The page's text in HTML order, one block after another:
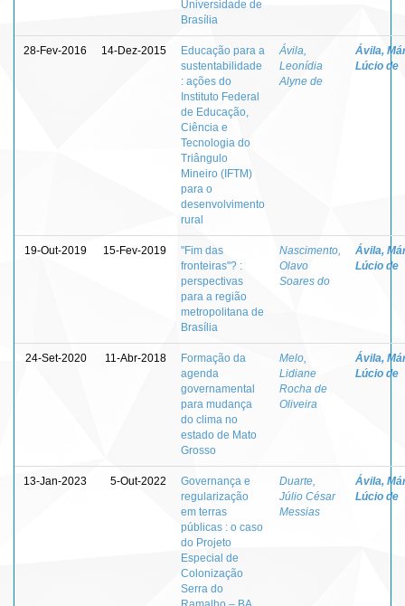
Universidade de
Brasília
28-Fev-2016 14-Dez-2015
Educação para a
sustentabilidade
: ações do
Instituto Federal
de Educação,
Ciência e
Tecnologia do
Triângulo
Mineiro (IFTM)
para o
desenvolvimento
rural
Ávila,
Leonídia
Alyne de
Ávila,
Lúcio de
19-Out-2019 15-Fev-2019
"Fim das
fronteiras"? :
perspectivas
para a região
metropolitana de
Brasília
Nascimento,
Olavo
Soares do
Ávila,
Lúcio de
24-Set-2020 11-Abr-2018
Formação da
agenda
governamental
para mudança
do clima no
estado de Mato
Grosso
Melo,
Lidiane
Rocha de
Oliveira
Ávila,
Lúcio de
13-Jan-2023 5-Out-2022
Governança e
regularização
em terras
públicas : o caso
do Projeto
Especial de
Colonização
Serra do
Duarte,
Júlio César
Messias
Ávila,
Lúcio de